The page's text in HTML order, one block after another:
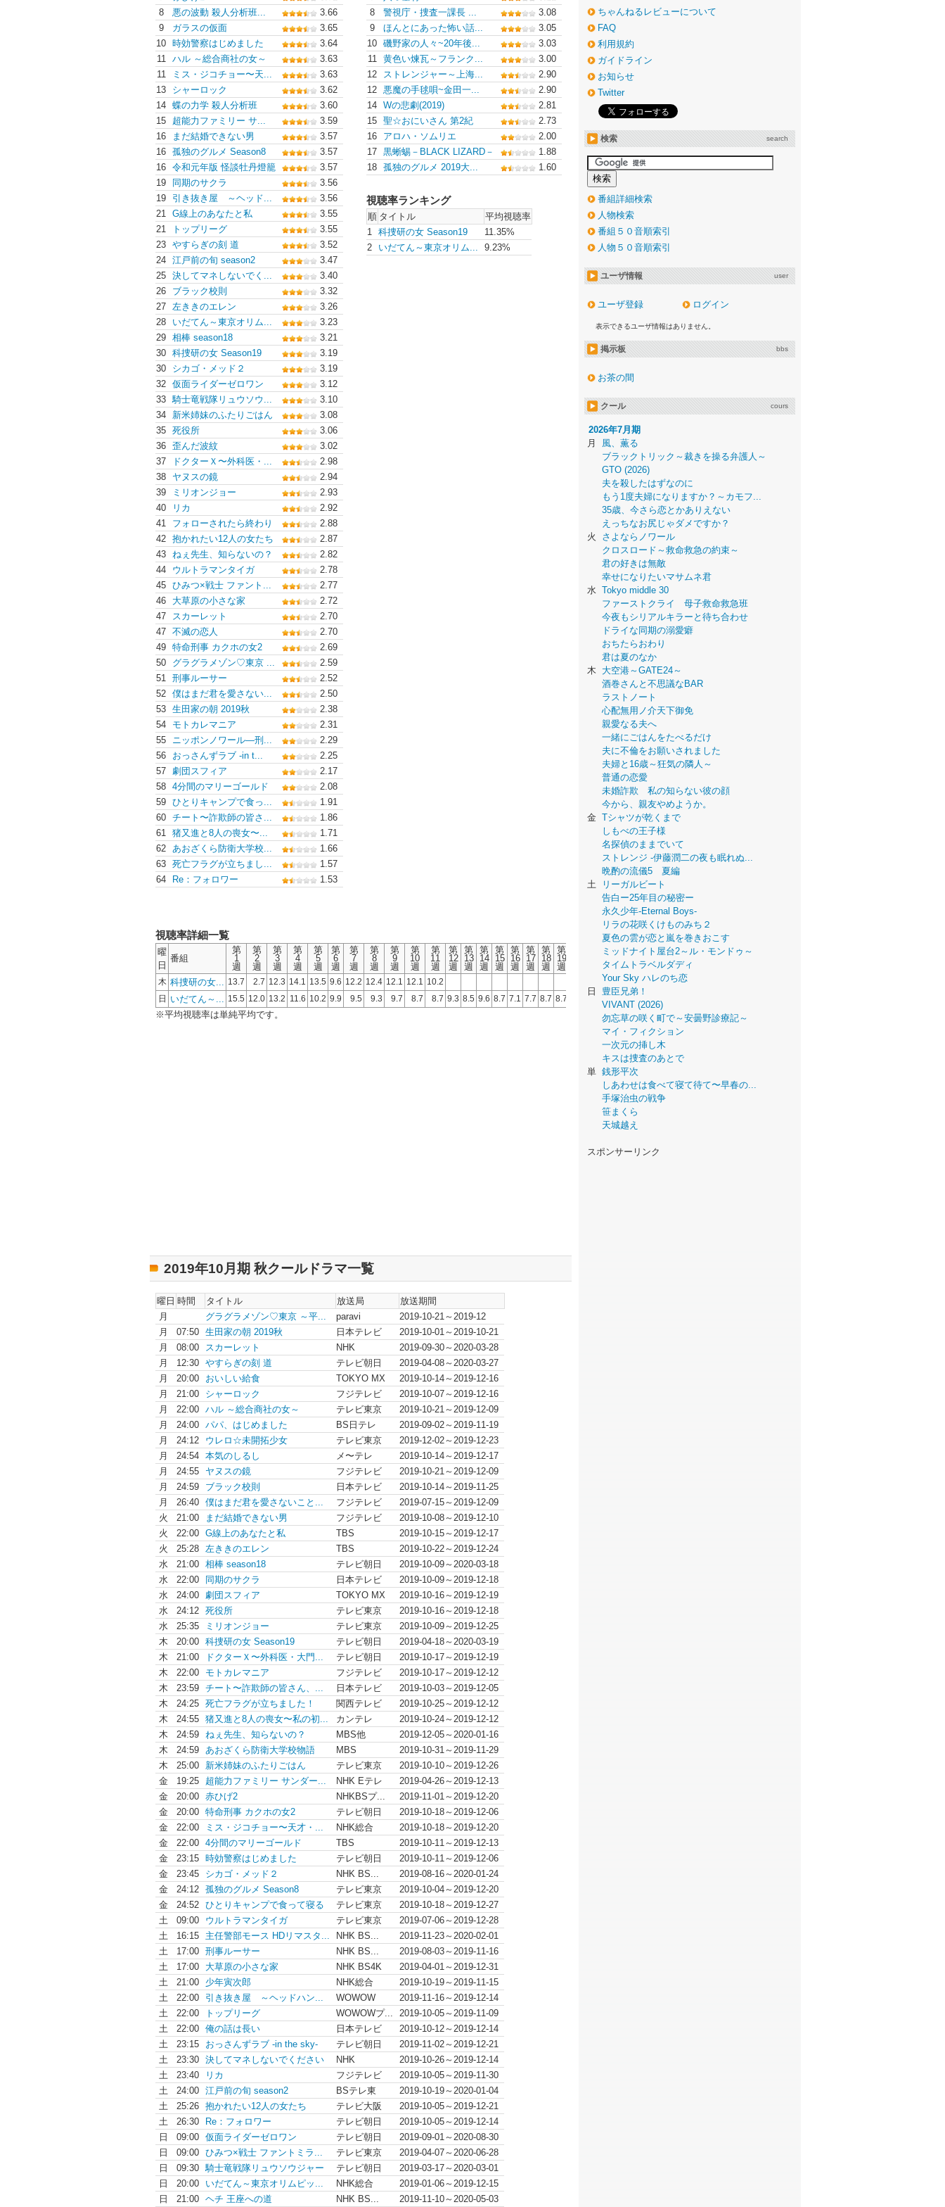
8
悪の波動 殺人分析班...
3.66
9
ガラスの仮面
3.65
10 時効警察はじめました
3.64
11
ハル ～総合商社の女～
3.63
11
ミス・ジコチョー〜天...
3.63
13
シャーロック
3.62
14 蝶の力学 殺人分析班
3.60
15
超能力ファミリー サ...
3.59
16
まだ結婚できない男
3.57
16 孤独のグルメ Season8
3.57
16 令和元年版 怪談牡丹燈籠
3.57
19
同期のサクラ
3.56
19
引き抜き屋 ～ヘッド...
3.56
21 G線上のあなたと私
3.55
21
トップリーグ
3.55
23 やすらぎの刻 道
3.52
24 江戸前の旬 season2
3.47
25 決してマネしないでく...
3.40
26
ブラック校則
3.32
27 左ききのエレン
3.26
28
いだてん～東京オリム...
3.23
29 相棒 season18
3.21
30 科捜研の女 Season19
3.19
30
シカゴ・メッド２
3.19
32 仮面ライダーゼロワン
3.12
33 騎士竜戦隊リュウソウ...
3.10
34
新米姉妹のふたりごはん
3.08
35 死役所
3.06
36 歪んだ波紋
3.02
37
ドクターＸ〜外科医・...
2.98
38
ヤヌスの鏡
2.94
39
ミリオンジョー
2.93
40
リカ
2.92
41
フォローされたら終わり
2.88
42 抱かれたい12人の女たち
2.87
43 ねぇ先生、知らないの？
2.82
44
ウルトラマンタイガ
2.78
45 ひみつ×戦士 ファント...
2.77
46
大草原の小さな家
2.72
47
スカーレット
2.70
47 不滅の恋人
2.70
49 特命刑事 カクホの女2
2.69
50
グラグラメゾン♡東京 ...
2.59
51 刑事ルーサー
2.52
52 僕はまだ君を愛さない...
2.50
53 生田家の朝 2019秋
2.38
54
モトカレマニア
2.31
55
ニッポンノワール―刑...
2.29
56
おっさんずラブ -in t...
2.25
57 劇団スフィア
2.17
58 4分間のマリーゴールド
2.08
59 ひとりキャンプで食っ...
1.91
60 チート〜詐欺師の皆さ...
1.86
61 猪又進と8人の喪女〜...
1.71
62 あおざくら防衛大学校...
1.66
63 死亡フラグが立ちまし...
1.57
64
Re：フォロワー 1.53
8
警視庁・捜査一課長 ...
3.08
9
ほんとにあった怖い話...
3.05
10 磯野家の人々~20年後...
3.03
11
黄色い煉瓦～フランク...
3.00
12
ストレンジャー～上海...
2.90
12 悪魔の手毬唄~金田一...
2.90
14 Wの悲劇(2019)
2.81
15 聖☆おにいさん 第2紀
2.73
16
アロハ・ソムリエ
2.00
17 黒蜥蜴－BLACK LIZARD－
1.88
18 孤独のグルメ 2019大... 1.60
視聴率ランキング
順 タイトル
平均視聴率
1 科捜研の女 Season19
11.35%
2
いだてん～東京オリム... 9.23%
視聴率詳細一覧
曜
日
番組
第
1
週
第
2
週
第
3
週
第
4
週
第
5
週
第
6
週
第
7
週
第
8
週
第
9
週
第
10
週
第
11
週
第
12
週
第
13
週
第
14
週
第
15
週
第
16
週
第
17
週
第
18
週
第
19
週
第
22
週
第
23
週
第
24
週
第
25
週
第
26
週
第
27
週
平均
木 科捜研の女... 13.7 2.7 12.3 14.1 13.5 9.6 12.2 12.4 12.1 12.1 10.2
日
いだてん～... 15.5 12.0 13.2 11.6 10.2 9.9 9.5 9.3 9.7 8.7 8.7 9.3 8.5 9.6 8.7 7.1 7.7 8.7 8.7 8.5 6.9 7.8
※平均視聴率は単純平均です。
2019年10月期 秋クールドラマ一覧
曜日 時間 タイトル 放送局
放送期間
月
グラグラメゾン♡東京 ～平... paravi
2019-10-21～2019-12
月
07:50 生田家の朝 2019秋 日本テレビ
2019-10-01～2019-10-21
月
08:00 スカーレット NHK
2019-09-30～2020-03-28
月
12:30 やすらぎの刻 道 テレビ朝日
2019-04-08～2020-03-27
月
20:00 おいしい給食 TOKYO MX
2019-10-14～2019-12-16
月
21:00 シャーロック フジテレビ
2019-10-07～2019-12-16
月
22:00 ハル ～総合商社の女～ テレビ東京
2019-10-21～2019-12-09
月
24:00 パパ、はじめました BS日テレ
2019-09-02～2019-11-19
月
24:12 ウレロ☆未開拓少女 テレビ東京
2019-12-02～2019-12-23
月
24:54 本気のしるし メ〜テレ
2019-10-14～2019-12-17
月
24:55 ヤヌスの鏡 フジテレビ
2019-10-21～2019-12-09
月
24:59 ブラック校則 日本テレビ
2019-10-14～2019-11-25
月
26:40 僕はまだ君を愛さないこと... フジテレビ
2019-07-15～2019-12-09
火
21:00 まだ結婚できない男 フジテレビ
2019-10-08～2019-12-10
火
22:00 G線上のあなたと私 TBS
2019-10-15～2019-12-17
火
25:28 左ききのエレン TBS
2019-10-22～2019-12-24
水
21:00 相棒 season18 テレビ朝日
2019-10-09～2020-03-18
水
22:00 同期のサクラ 日本テレビ
2019-10-09～2019-12-18
水
24:00 劇団スフィア TOKYO MX
2019-10-16～2019-12-19
水
24:12 死役所 テレビ東京
2019-10-16～2019-12-18
水
25:35 ミリオンジョー テレビ東京
2019-10-09～2019-12-25
木
20:00 科捜研の女 Season19 テレビ朝日
2019-04-18～2020-03-19
木
21:00 ドクターＸ〜外科医・大門... テレビ朝日
2019-10-17～2019-12-19
木
22:00 モトカレマニア フジテレビ
2019-10-17～2019-12-12
木
23:59 チート〜詐欺師の皆さん、... 日本テレビ
2019-10-03～2019-12-05
木
24:25 死亡フラグが立ちました！ 関西テレビ
2019-10-25～2019-12-12
木
24:55 猪又進と8人の喪女〜私の初... カンテレ
2019-10-24～2019-12-12
木
24:59 ねぇ先生、知らないの？ MBS他
2019-12-05～2020-01-16
木
24:59 あおざくら防衛大学校物語 MBS
2019-10-31～2019-11-29
木
25:00 新米姉妹のふたりごはん テレビ東京
2019-10-10～2019-12-26
金
19:25 超能力ファミリー サンダー... NHK Eテレ
2019-04-26～2019-12-13
金
20:00 赤ひげ2 NHKBSプ...
2019-11-01～2019-12-20
金
20:00 特命刑事 カクホの女2 テレビ朝日
2019-10-18～2019-12-06
金
22:00 ミス・ジコチョー〜天才・... NHK総合
2019-10-18～2019-12-20
金
22:00 4分間のマリーゴールド TBS
2019-10-11～2019-12-13
金
23:15 時効警察はじめました テレビ朝日
2019-10-11～2019-12-06
金
23:45 シカゴ・メッド２ NHK BS...
2019-08-16～2020-01-24
金
24:12 孤独のグルメ Season8 テレビ東京
2019-10-04～2019-12-20
金
24:52 ひとりキャンプで食って寝る テレビ東京
2019-10-18～2019-12-27
土
09:00 ウルトラマンタイガ テレビ東京
2019-07-06～2019-12-28
土
16:15 主任警部モース HDリマスタ... NHK BS...
2019-11-23～2020-02-01
土
17:00 刑事ルーサー NHK BS...
2019-08-03～2019-11-16
土
17:00 大草原の小さな家 NHK BS4K
2019-04-01～2019-12-31
土
21:00 少年寅次郎 NHK総合
2019-10-19～2019-11-15
土
22:00 引き抜き屋 ～ヘッドハン... WOWOW
2019-11-16～2019-12-14
土
22:00 トップリーグ WOWOWプ...
2019-10-05～2019-11-09
土
22:00 俺の話は長い 日本テレビ
2019-10-12～2019-12-14
土
23:15 おっさんずラブ -in the sky- テレビ朝日
2019-11-02～2019-12-21
土
23:30 決してマネしないでください NHK
2019-10-26～2019-12-14
土
23:40 リカ フジテレビ
2019-10-05～2019-11-30
土
24:00 江戸前の旬 season2 BSテレ東
2019-10-19～2020-01-04
土
25:26 抱かれたい12人の女たち テレビ大阪
2019-10-05～2019-12-21
土
26:30 Re：フォロワー テレビ朝日
2019-10-05～2019-12-14
日
09:00 仮面ライダーゼロワン テレビ朝日
2019-09-01～2020-08-30
日
09:00 ひみつ×戦士 ファントミラ... テレビ東京
2019-04-07～2020-06-28
日
09:30 騎士竜戦隊リュウソウジャー テレビ朝日
2019-03-17～2020-03-01
日
20:00 いだてん～東京オリムピッ... NHK総合
2019-01-06～2019-12-15
日
21:00 ヘチ 王座への道 NHK BS... 2019-11-10～2020-05-03
ちゃんねるレビューについて
FAQ
利用規約
ガイドライン
お知らせ
Twitter
検索 search
番組詳細検索
人物検索
番組５０音順索引
人物５０音順索引
ユーザ情報 user
ユーザ登録 ログイン
表示できるユーザ情報はありません。
掲示板 bbs
お茶の間
クール cours
2026年7月期
月
風、薫る
ブラックトリック～裁きを操る弁護人～
GTO (2026)
夫を殺したはずなのに
もう1度夫婦になりますか？～カモフ...
35歳、今さら恋とかありえない
えっちなお尻じゃダメですか？
火
さよならノワール
クロスロード～救命救急の約束～
君の好きは無敵
幸せになりたいマサムネ君
水 Tokyo middle 30
ファーストクライ 母子救命救急班
今夜もシリアルキラーと待ち合わせ
ドライな同期の溺愛癖
おちたらおわり
君は夏のなか
木
大空港～GATE24～
酒巻さんと不思議なBAR
ラストノート
心配無用ノ介天下御免
親愛なる夫へ
一緒にごはんをたべるだけ
夫に不倫をお願いされました
夫婦と16歳～狂気の隣人～
普通の恋愛
未婚詐欺 私の知らない彼の顔
今から、親友やめようか。
金 Tシャツが乾くまで
しもべの王子様
名探偵のままでいて
ストレンジ -伊藤潤二の夜も眠れぬ...
晩酌の流儀5 夏編
土
リーガルビート
告白ー25年目の秘密ー
永久少年-Eternal Boys-
リラの花咲くけものみち２
夏色の雲が恋と嵐を巻きおこす
ミッドナイト屋台2～ル・モンドゥ～
タイムトラベルダディ
Your Sky ハレのち恋
日
豊臣兄弟！
VIVANT (2026)
勿忘草の咲く町で～安曇野診療記～
マイ・フィクション
一次元の挿し木
キスは捜査のあとで
単 銭形平次
しあわせは食べて寝て待て〜早春の...
手塚治虫の戦争
笹まくら
天城越え
スポンサーリンク